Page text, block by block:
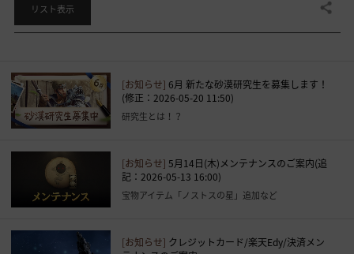
リスト表示 共有する
[お知らせ] 6月 新たな砂漠研究生を募集します！
(修正：2026-05-20 11:50)
研究生とは！？
[お知らせ] 5月14日(木)メンテナンスのご案内(追
記：2026-05-13 16:00)
宝物アイテム「ノストスの星」追加など
[お知らせ] クレジットカード/楽天Edy/決済メン